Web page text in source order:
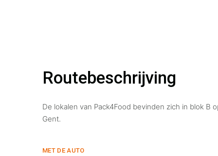
Routebeschrijving
De lokalen van Pack4Food bevinden zich in blok
Gent.
MET DE AUTO